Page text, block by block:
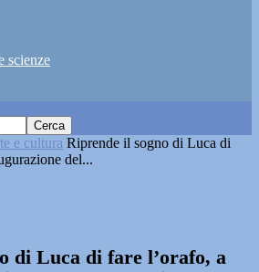
scienze
e cultura Riprende il sogno di Luca di
del...
di Luca di fare l’orafo, a